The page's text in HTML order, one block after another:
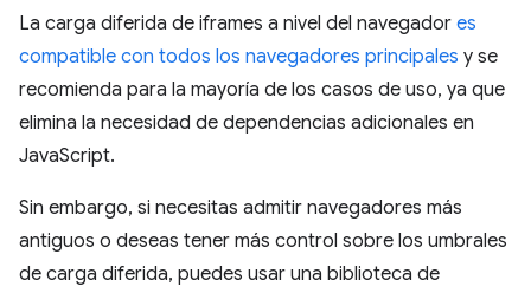
La carga diferida de iframes a nivel del navegador es
compatible con todos los navegadores principales y se
recomienda para la mayoría de los casos de uso, ya que
elimina la necesidad de dependencias adicionales en
JavaScript.
Sin embargo, si necesitas admitir navegadores más
antiguos o deseas tener más control sobre los umbrales
de carga diferida, puedes usar una biblioteca de